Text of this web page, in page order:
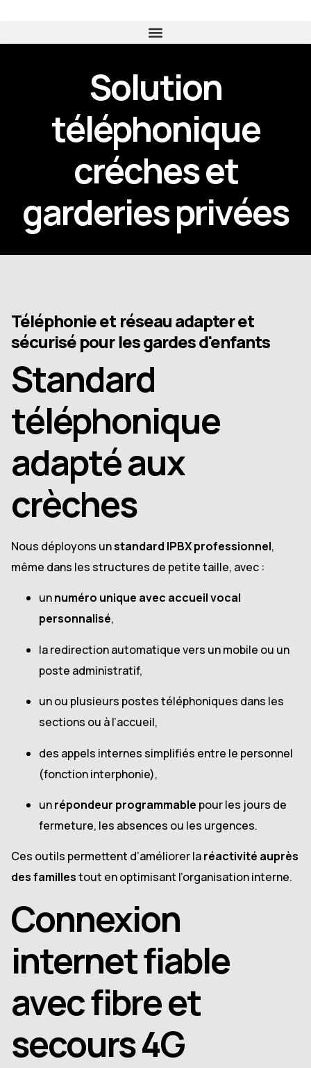
Solution
téléphonique
créches et
garderies privées
Téléphonie et réseau adapter et
sécurisé pour les gardes d'enfants
Standard
téléphonique
adapté aux
crèches
Nous déployons unstandard IPBX professionnel,
même dans les structures de petite taille, avec :
unnuméro unique avec accueil vocal
personnalisé,
la redirection automatique vers un mobile ou un
poste administratif,
un ou plusieurs postes téléphoniques dans les
sections ou à l’accueil,
des appels internes simplifiés entre le personnel
(fonction interphonie),
unrépondeur programmable pour les jours de
fermeture, les absences ou les urgences.
Ces outils permettent d’améliorer laréactivité auprès
des famillestout en optimisant l’organisation interne.
Connexion
internet fiable
avec fibre et
secours 4G